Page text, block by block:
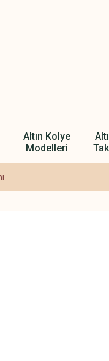
Altın Kolye
Modelleri